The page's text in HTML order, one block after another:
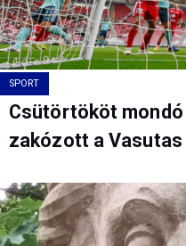
SPORT
Csütörtököt
zakózott a Vasutas